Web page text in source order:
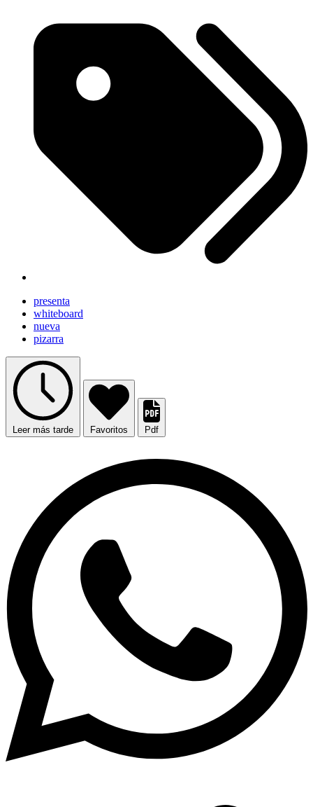
presenta
whiteboard
nueva
pizarra
Leer más tarde Favoritos Pdf